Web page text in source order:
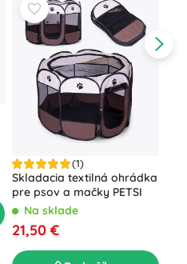
(1)
Skladacia textilná ohrádka
pre psov a mačky PETSI
Na sklade
21,50 €